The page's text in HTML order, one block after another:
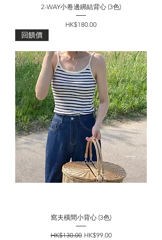
2-WAY小卷邊綁結背心 (3色)
價格
HK$180.00
回饋價
窩夫橫間小背心 (3色)
一般價格
HK$130.00 促銷價格
HK$99.00